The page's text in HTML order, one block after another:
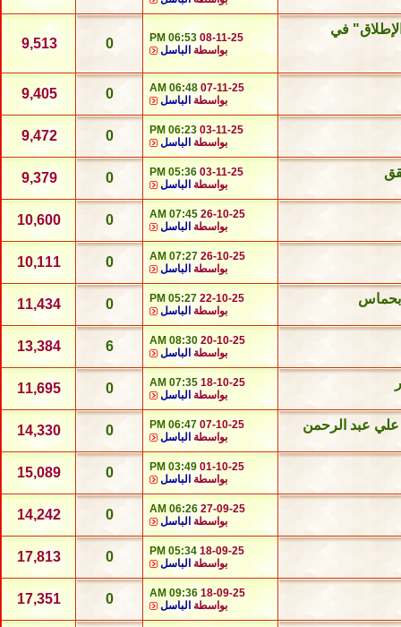
في
08-11-25
06:53 PM
بواسطة الباسل 0
9,513
07-11-25
06:48 AM
بواسطة الباسل 0
9,405
03-11-25
06:23 PM
بواسطة الباسل 0
9,472
03-11-25
05:36 PM
بواسطة الباسل 0
9,379
26-10-25
07:45 AM
بواسطة الباسل 0
10,600
26-10-25
07:27 AM
بواسطة الباسل 0
10,111
بحماس 22-10-25
05:27 PM
بواسطة الباسل 0
11,434
20-10-25
08:30 AM
بواسطة الباسل 6
13,384
18-10-25
07:35 AM
بواسطة الباسل 0
11,695
علي عبد الرحمن 07-10-25
06:47 PM
بواسطة الباسل 0
14,330
01-10-25
03:49 PM
بواسطة الباسل 0
15,089
27-09-25
06:26 AM
بواسطة الباسل 0
14,242
18-09-25
05:34 PM
بواسطة الباسل 0
17,813
18-09-25
09:36 AM
بواسطة الباسل 0
17,351